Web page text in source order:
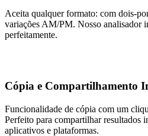
Aceita qualquer formato: com dois-
variações AM/PM. Nosso analisador
perfeitamente.
Cópia e Compartilhamento
Funcionalidade de cópia com um
Perfeito para compartilhar resultados
aplicativos e plataformas.